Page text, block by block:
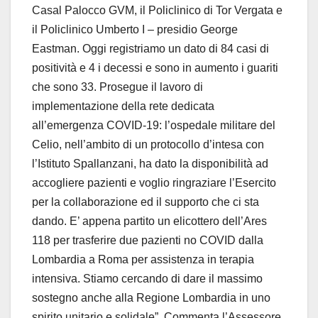
Casal Palocco GVM, il Policlinico di Tor Vergata e
il Policlinico Umberto I – presidio George
Eastman. Oggi registriamo un dato di 84 casi di
positività e 4 i decessi e sono in aumento i guariti
che sono 33. Prosegue il lavoro di
implementazione della rete dedicata
all’emergenza COVID-19: l’ospedale militare del
Celio, nell’ambito di un protocollo d’intesa con
l’Istituto Spallanzani, ha dato la disponibilità ad
accogliere pazienti e voglio ringraziare l’Esercito
per la collaborazione ed il supporto che ci sta
dando. E’ appena partito un elicottero dell’Ares
118 per trasferire due pazienti no COVID dalla
Lombardia a Roma per assistenza in terapia
intensiva. Stiamo cercando di dare il massimo
sostegno anche alla Regione Lombardia in uno